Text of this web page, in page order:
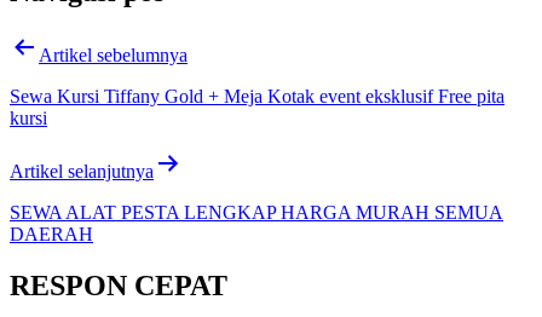
Artikel sebelumnya
Sewa Kursi Tiffany Gold + Meja Kotak event eksklusif Free pita
kursi
Artikel selanjutnya
SEWA ALAT PESTA LENGKAP HARGA MURAH SEMUA
DAERAH
RESPON CEPAT